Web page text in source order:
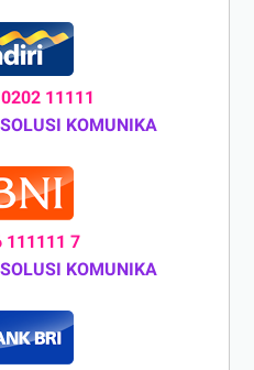
11111
KOMUNIKA
111111 7
KOMUNIKA